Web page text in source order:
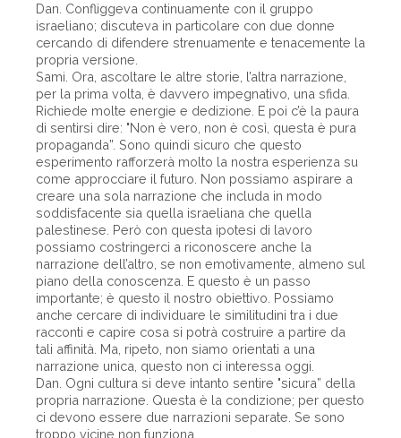
Dan. Confliggeva continuamente con il gruppo
israeliano; discuteva in particolare con due donne
cercando di difendere strenuamente e tenacemente la
propria versione.
Sami. Ora, ascoltare le altre storie, l’altra narrazione,
per la prima volta, è davvero impegnativo, una sfida.
Richiede molte energie e dedizione. E poi c’è la paura
di sentirsi dire: "Non è vero, non è così, questa è pura
propaganda”. Sono quindi sicuro che questo
esperimento rafforzerà molto la nostra esperienza su
come approcciare il futuro. Non possiamo aspirare a
creare una sola narrazione che includa in modo
soddisfacente sia quella israeliana che quella
palestinese. Però con questa ipotesi di lavoro
possiamo costringerci a riconoscere anche la
narrazione dell’altro, se non emotivamente, almeno sul
piano della conoscenza. E questo è un passo
importante; è questo il nostro obiettivo. Possiamo
anche cercare di individuare le similitudini tra i due
racconti e capire cosa si potrà costruire a partire da
tali affinità. Ma, ripeto, non siamo orientati a una
narrazione unica, questo non ci interessa oggi.
Dan. Ogni cultura si deve intanto sentire "sicura” della
propria narrazione. Questa è la condizione; per questo
ci devono essere due narrazioni separate. Se sono
troppo vicine non funziona.